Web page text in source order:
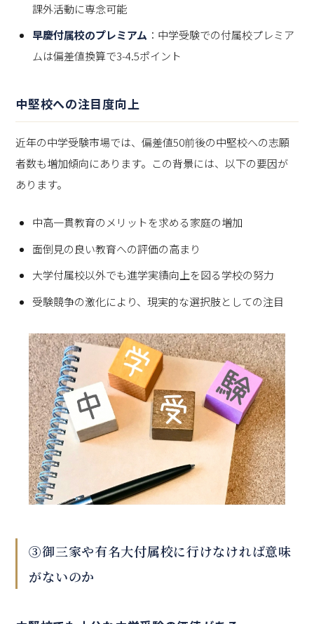
課外活動に専念可能
早慶付属校のプレミアム ：中学受験での付属校プレミア
ムは偏差値換算で3-4.5ポイント
中堅校への注目度向上
近年の中学受験市場では、偏差値50前後の中堅校への志願
者数も増加傾向にあります。この背景には、以下の要因が
あります。
中高一貫教育のメリットを求める家庭の増加
面倒見の良い教育への評価の高まり
大学付属校以外でも進学実績向上を図る学校の努力
受験競争の激化により、現実的な選択肢としての注目
③御三家や有名大付属校に行けなければ意味
がないのか